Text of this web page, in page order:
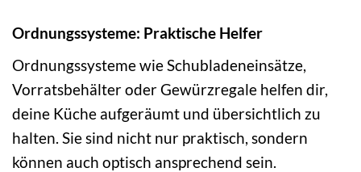
Ordnungssysteme: Praktische Helfer
Ordnungssysteme wie Schubladeneinsätze,
Vorratsbehälter oder Gewürzregale helfen dir,
deine Küche aufgeräumt und übersichtlich zu
halten. Sie sind nicht nur praktisch, sondern
können auch optisch ansprechend sein.